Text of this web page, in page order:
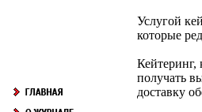
Услугой
которые
Кейтеринг,
получать
доставку